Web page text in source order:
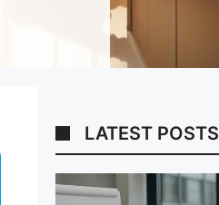
LATEST POSTS